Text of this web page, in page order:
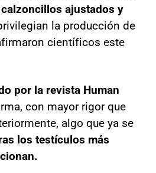
ajustados y
la producción de
científicos este
por la revista Human
con mayor rigor que
algo que ya se
los testículos más